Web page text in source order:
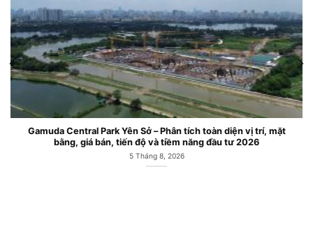
Gamuda Central Park Yên Sở – Phân tích toàn diện vị trí, mặt
bằng, giá bán, tiến độ và tiềm năng đầu tư 2026
5 Tháng 8, 2026